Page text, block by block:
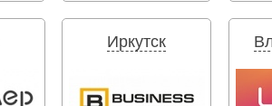
Иркутск